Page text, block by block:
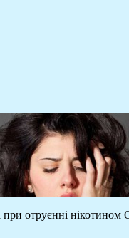
при отруєнні